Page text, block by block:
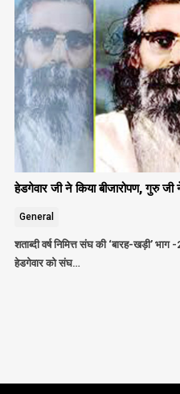
हेडगेवार जी ने किया बीजारोपण, गुरु जी
General
शताब्दी वर्ष निमित्त संघ की ‘बारह-खड़ी’
हेडगेवार को संघ…